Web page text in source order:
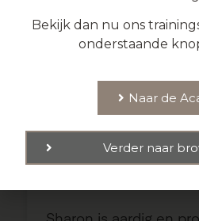
Bekijk dan nu ons
onderstaande
Naar de
Verder naar